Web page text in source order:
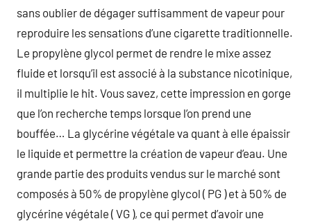
sans oublier de dégager suffisamment de vapeur pour
reproduire les sensations d’une cigarette traditionnelle.
Le propylène glycol permet de rendre le mixe assez
fluide et lorsqu’il est associé à la substance nicotinique,
il multiplie le hit. Vous savez, cette impression en gorge
que l’on recherche temps lorsque l’on prend une
bouffée… La glycérine végétale va quant à elle épaissir
le liquide et permettre la création de vapeur d’eau. Une
grande partie des produits vendus sur le marché sont
composés à 50% de propylène glycol ( PG ) et à 50% de
glycérine végétale ( VG ), ce qui permet d’avoir une